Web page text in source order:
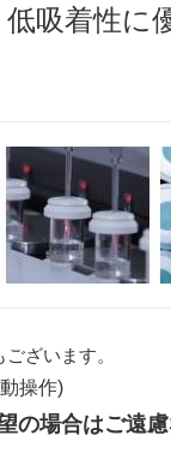
吸着性に
ざいます。
操作)
の場合はご遠